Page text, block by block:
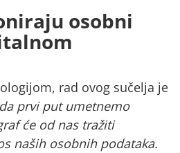
osobni
rad ovog sučelja je
prvi put umetnemo
će od nas tražiti
naših osobnih podataka.